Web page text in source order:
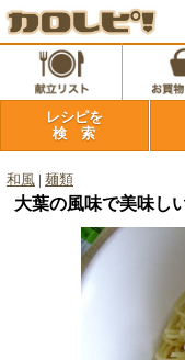
レシピを
検 索
和風 麺類
大葉の風味で美味し